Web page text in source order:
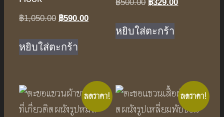
฿1,050.00 Original
was:
฿1,050.00.
฿590.00
หยิบใส่ตะกร้า
was:
฿500.00.
หยิบใส่ตะกร้า
ลดราคา! ลดราคา!